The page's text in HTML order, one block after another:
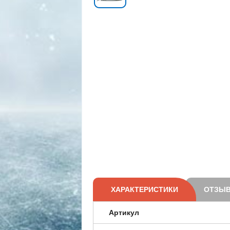
ХАРАКТЕРИСТИКИ
Артикул